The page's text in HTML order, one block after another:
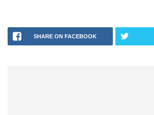
SHARE ON FACEBOOK